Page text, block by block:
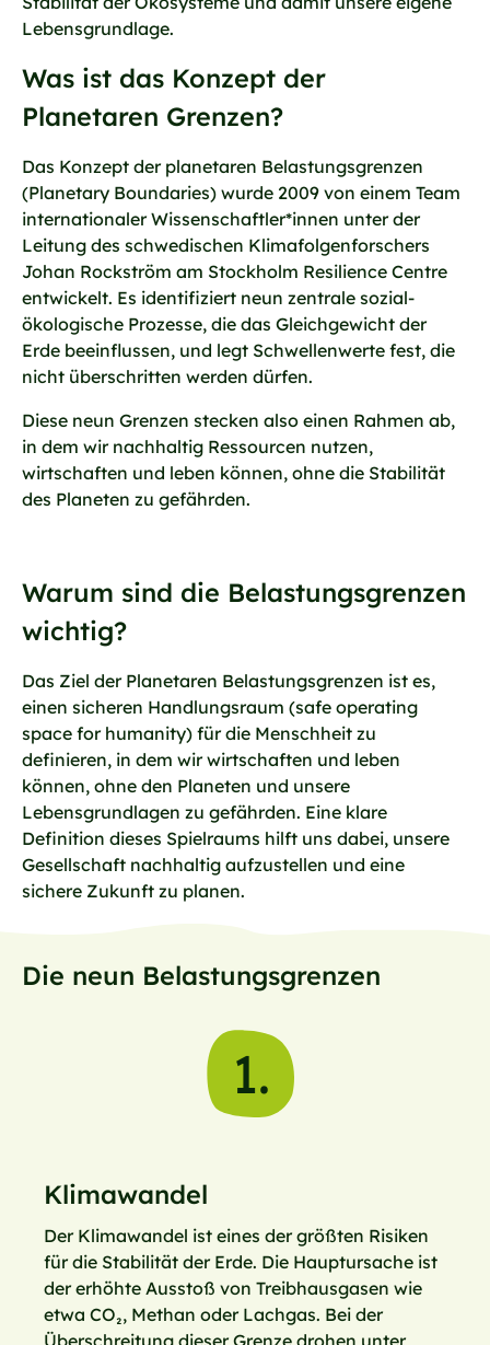
Lebensgrundlage.
Was ist das Konzept der
Planetaren Grenzen?
Das Konzept der planetaren Belastungsgrenzen
(Planetary Boundaries) wurde 2009 von einem Team
internationaler Wissenschaftler*innen unter der
Leitung des schwedischen Klimafolgenforschers
Johan Rockström am Stockholm Resilience Centre
entwickelt. Es identifiziert neun zentrale sozial-
ökologische Prozesse, die das Gleichgewicht der
Erde beeinflussen, und legt Schwellenwerte fest, die
nicht überschritten werden dürfen.
Diese neun Grenzen stecken also einen Rahmen ab,
in dem wir nachhaltig Ressourcen nutzen,
wirtschaften und leben können, ohne die Stabilität
des Planeten zu gefährden.
Warum sind die Belastungsgrenzen
wichtig?
Das Ziel der Planetaren Belastungsgrenzen ist es,
einen sicheren Handlungsraum (safe operating
space for humanity) für die Menschheit zu
definieren, in dem wir wirtschaften und leben
können, ohne den Planeten und unsere
Lebensgrundlagen zu gefährden. Eine klare
Definition dieses Spielraums hilft uns dabei, unsere
Gesellschaft nachhaltig aufzustellen und eine
sichere Zukunft zu planen.
Die neun Belastungsgrenzen
1.
Klimawandel
Der Klimawandel ist eines der größten Risiken
für die Stabilität der Erde. Die Hauptursache ist
der erhöhte Ausstoß von Treibhausgasen wie
etwa CO₂, Methan oder Lachgas. Bei der
Überschreitung dieser Grenze drohen unter